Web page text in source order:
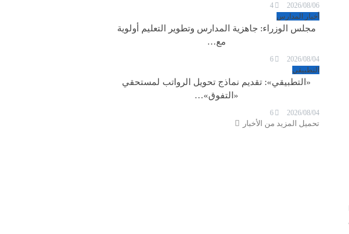
2026/08/06
4
أخبار المدارس
مجلس الوزراء: جاهزية المدارس وتطوير التعليم أولوية
مع…
2026/08/04
6
التطبيقي
«التطبيقي»: تقديم نماذج تحويل الرواتب لمستحقي
«التفوق»…
2026/08/04
6
تحميل المزيد من الأخبار